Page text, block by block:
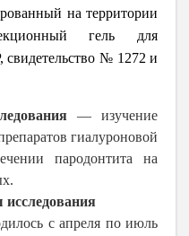
на территории
гель для
свидетельство № 1272 и
― изучение
гиалуроновой
пародонтита на
с апреля по июль